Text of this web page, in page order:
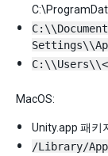
MacOS:
Unity.app 패키
/Library/